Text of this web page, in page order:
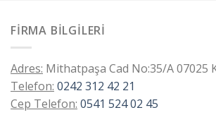
FIRMA BILGILERI
Adres: Mithatpaşa Cad No:35/A 07025
Telefon: 0242 312 42 21
Cep Telefon: 0541 524 02 45